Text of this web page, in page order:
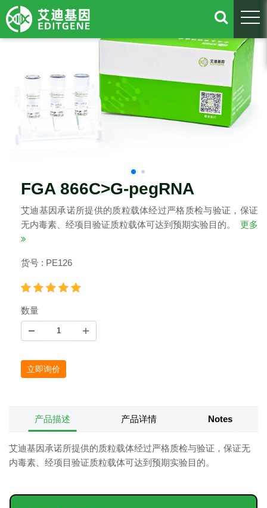
FGA 866C>G-pegRNA
艾迪基因承诺所提供的质粒载体经过严格质检与验证，保证
无内毒素、经项目验证质粒载体可达到预期实验目的。
更多
货号 : PE126
数量
立即询价
产品描述 产品详情 Notes
艾迪基因承诺所提供的质粒载体经过严格质检与验证，保证无
内毒素、经项目验证质粒载体可达到预期实验目的。